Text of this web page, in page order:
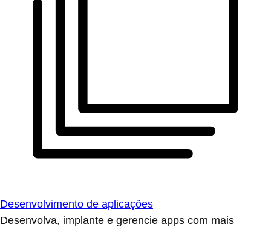
Desenvolvimento de aplicações
Desenvolva, implante e gerencie apps com mais